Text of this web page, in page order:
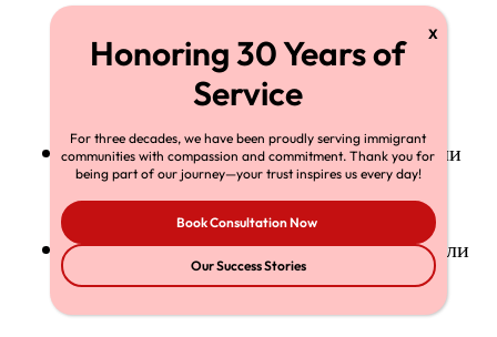
(или если вы являетесь супругой(м)
гражданина США или ЗПР и он/она
жестоко обращался с вашим ребенком);
Родитель — гражданин США (ГСША) или
Взрослый сын или дочь ГСША (не сын или
дочь ЗПР).
For three decades, we have been proudly serving immigrant
communities with compassion and commitment. Thank you for
being part of our journey—your trust inspires us every day!
Book Consultation Now
Our Success Stories